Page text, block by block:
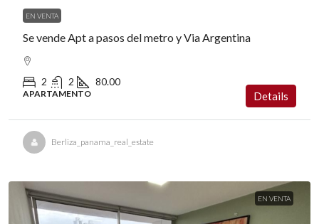
EN VENTA
Se vende Apt a pasos del metro y Via Argentina
2 2 80.00
APARTAMENTO Details
Berliza_panama_real_estate
EN VENTA